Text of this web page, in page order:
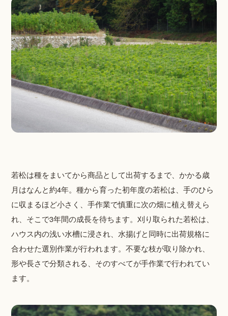
若松は種をまいてから商品として出荷するまで、かかる歳
月はなんと約4年。種から育った初年度の若松は、手のひら
に収まるほど小さく、手作業で慎重に次の畑に植え替えら
れ、そこで3年間の成長を待ちます。刈り取られた若松は、
ハウス内の浅い水槽に浸され、水揚げと同時に出荷規格に
合わせた選別作業が行われます。不要な枝が取り除かれ、
形や長さで分類される、そのすべてが手作業で行われてい
ます。